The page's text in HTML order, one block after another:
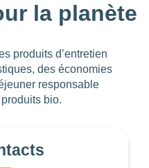
la planète
produits d’entretien
des économies
responsable
bio.